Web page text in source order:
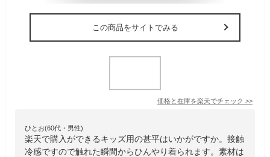
この商品をサイトでみる
価格と在庫を楽天でチェック >>
ひとお(60代・男性)
楽天で購入ができるキッズ用の甚平はいかがですか。接触
冷感ですので触れた瞬間からひんやり着られます。素材は